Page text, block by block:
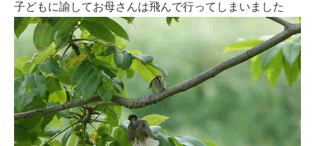
子どもに諭してお母さんは飛んで行ってしまいました